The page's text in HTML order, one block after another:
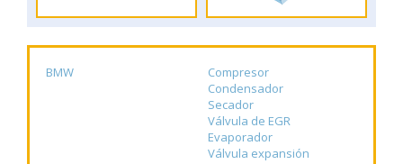
BMW
Compresor
Condensador
Secador
Válvula de EGR
Evaporador
Válvula expansión